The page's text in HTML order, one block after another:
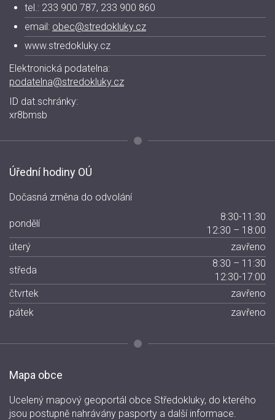
tel.: 233 900 787, 233 900 860
email: obec@stredokluky.cz
www.stredokluky.cz
Elektronická podatelna:
podatelna@stredokluky.cz
ID dat.schránky:
xr8bmsb
Úřední hodiny OÚ
Dočasná změna do odvolání
pondělí
8:30-11:30
12:30 – 18:00
úterý
zavřeno
středa
8:30 – 11:30
12:30-17:00
čtvrtek
zavřeno
pátek
zavřeno
Mapa obce
Ucelený mapový geoportál obce Středokluky, do kterého
jsou postupně nahrávány pasporty a další informace.